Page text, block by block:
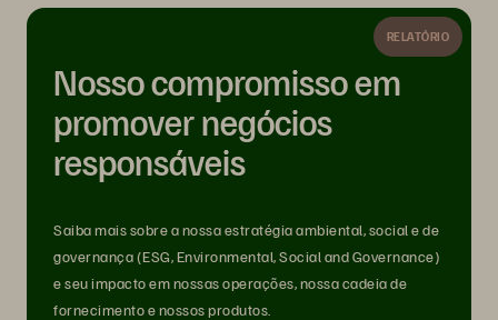
RELATÓRIO
Nosso compromisso em
promover negócios
responsáveis
Saiba mais sobre a nossa estratégia ambiental, social e de
governança (ESG, Environmental, Social and Governance)
e seu impacto em nossas operações, nossa cadeia de
fornecimento e nossos produtos.